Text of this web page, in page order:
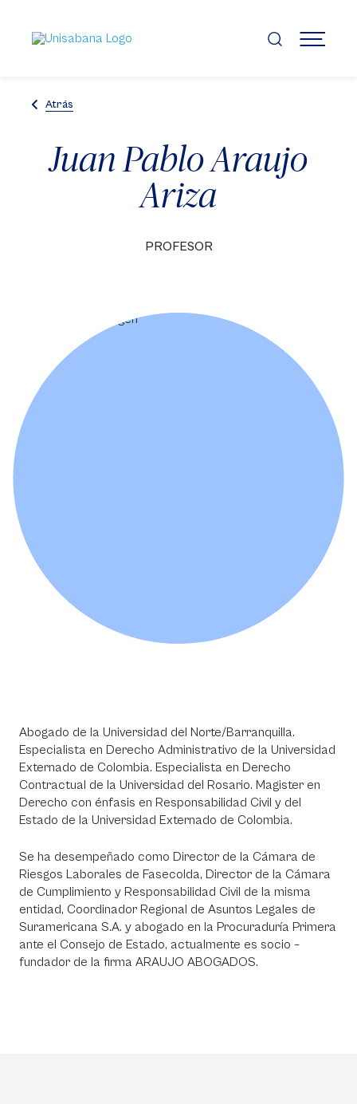
contenido
principal
MENÚ
Atrás
Juan Pablo Araujo
Ariza
PROFESOR
Abogado de la Universidad del Norte/Barranquilla.
Especialista en Derecho Administrativo de la Universidad
Externado de Colombia. Especialista en Derecho
Contractual de la Universidad del Rosario. Magister en
Derecho con énfasis en Responsabilidad Civil y del
Estado de la Universidad Externado de Colombia.
Se ha desempeñado como Director de la Cámara de
Riesgos Laborales de Fasecolda, Director de la Cámara
de Cumplimiento y Responsabilidad Civil de la misma
entidad, Coordinador Regional de Asuntos Legales de
Suramericana S.A. y abogado en la Procuraduría Primera
ante el Consejo de Estado, actualmente es socio –
fundador de la firma ARAUJO ABOGADOS.